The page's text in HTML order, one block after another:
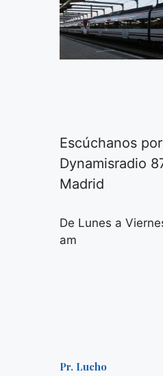
Escúchanos por
Dynamisradio
Madrid
De Lunes a
am
Pr. Lucho